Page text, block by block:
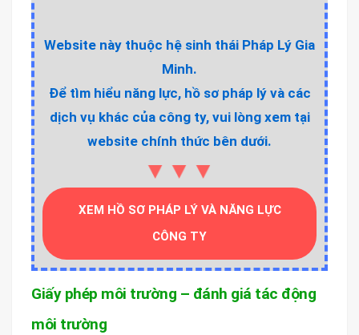
Website này thuộc hệ sinh thái Pháp Lý Gia
Minh.
Để tìm hiểu năng lực, hồ sơ pháp lý và các
dịch vụ khác của công ty, vui lòng xem tại
website chính thức bên dưới.
▼▼▼
XEM HỒ SƠ PHÁP LÝ VÀ NĂNG LỰC
CÔNG TY
Giấy phép môi trường – đánh giá tác động
môi trường